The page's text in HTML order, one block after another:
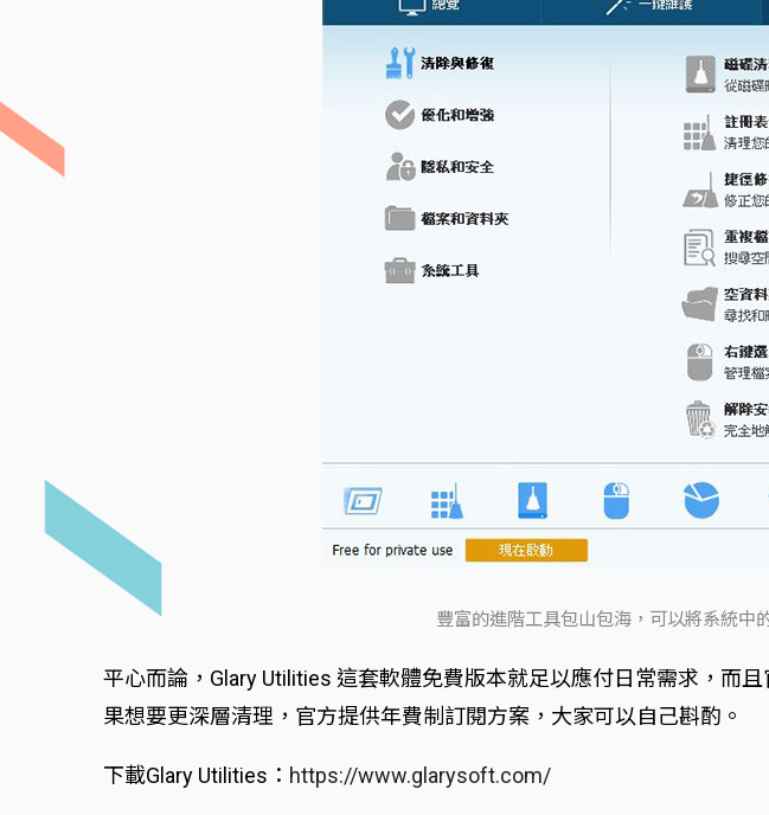
豐富的進階工具包山包海，可以將系統中
平心而論，Glary Utilities 這套軟體免費版本就足以應付日常需求，而
果想要更深層清理，官方提供年費制訂閱方案，大家可以自己斟酌。
下載Glary Utilities： https://www.glarysoft.com/